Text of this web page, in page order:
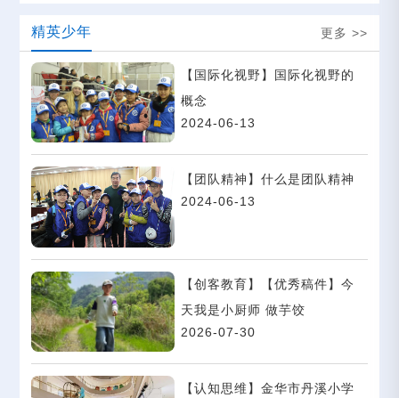
施”数学专场教研活动
精英少年 更多 >>
【国际化视野】国际化视野的
概念
2024-06-13
【团队精神】什么是团队精神
2024-06-13
【创客教育】【优秀稿件】今
天我是小厨师 做芋饺
2026-07-30
【认知思维】金华市丹溪小学